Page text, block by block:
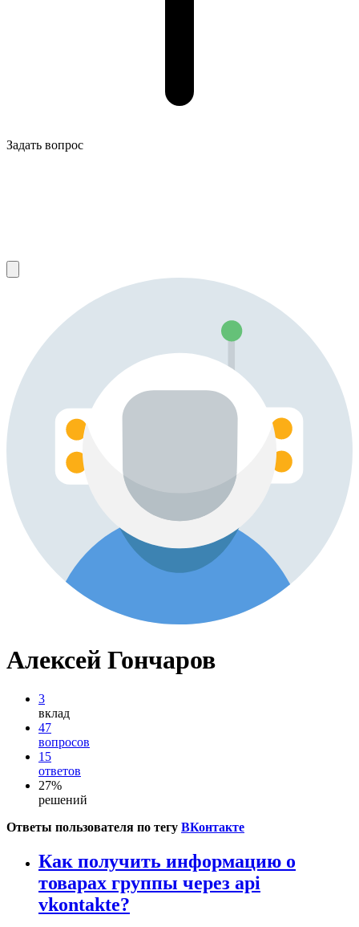
Задать вопрос
Алексей Гончаров
3
вклад
47
вопросов
15
ответов
27%
решений
Ответы пользователя по тегу ВКонтакте
Как получить информацию о
товарах группы через api
vkontakte?